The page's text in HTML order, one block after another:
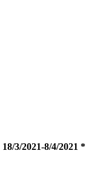
18/3/2021-8/4/2021 *